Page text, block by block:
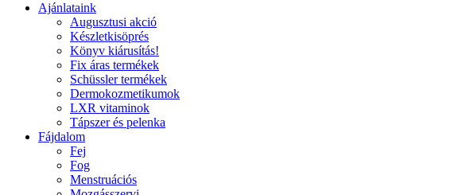
Ajánlataink
Augusztusi akció
Készletkisöprés
Könyv kiárusítás!
Fix áras termékek
Schüssler termékek
Dermokozmetikumok
LXR vitaminok
Tápszer és pelenka
Fájdalom
Fej
Fog
Menstruációs